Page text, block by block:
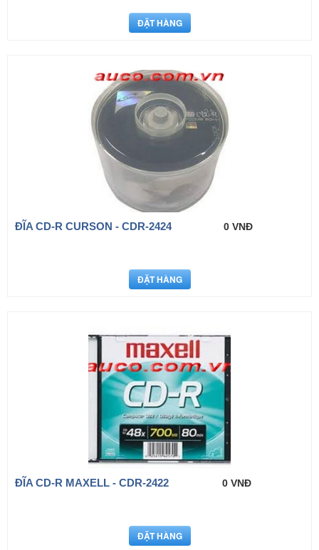
ĐĨA CD-R CURSON - CDR-2424 0 VNĐ
ĐĨA CD-R MAXELL - CDR-2422 0 VNĐ